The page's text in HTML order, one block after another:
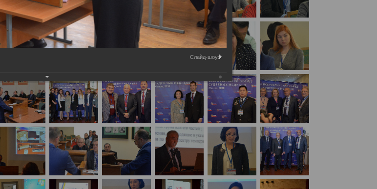
Слайд-шоу: